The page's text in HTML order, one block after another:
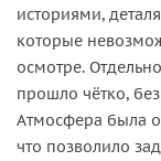
историями,
которые
осмотре.
прошло чётко,
Атмосфера была
что позволило